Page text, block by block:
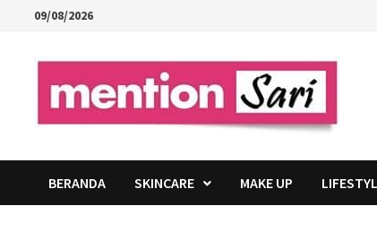
content
09/08/2026
BERANDA SKINCARE MAKE UP